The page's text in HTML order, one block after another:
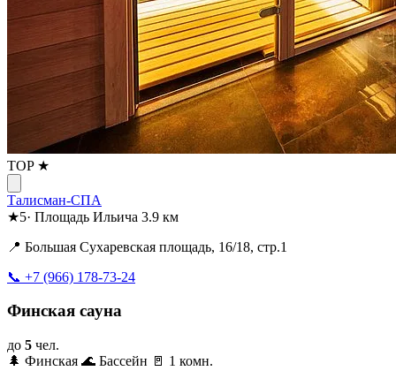
TOP ★
Талисман-СПА
★5· Площадь Ильича 3.9 км
📍 Большая Сухаревская площадь, 16/18, стр.1
📞 +7 (966) 178-73-24
Финская сауна
до 5 чел.
🌲 Финская 🌊 Бассейн 🚪 1 комн.